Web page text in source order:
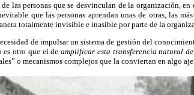
las personas que se desvinculan de la organización, en
que las personas aprendan unas de otras, las
totalmente invisible e inasible por parte de la
de impulsar un sistema de gestión del
es otro que el deamplificar esta transferencia natural
o mecanismos complejos que la conviertan en algo